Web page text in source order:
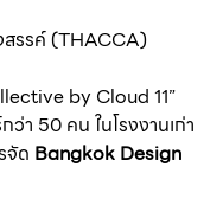
รรค์ (THACCA)
by Cloud 11”
ว่า 50 คน ในโรงงานเก่า
จัด Bangkok Design